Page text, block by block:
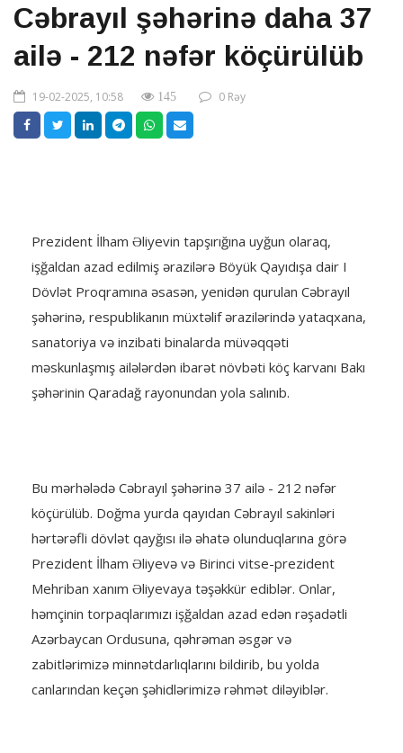
Cəbrayıl şəhərinə daha 37
ailə - 212 nəfər köçürülüb
19-02-2025, 10:58 145 0 Rəy
Prezident İlham Əliyevin tapşırığına uyğun olaraq,
işğaldan azad edilmiş ərazilərə Böyük Qayıdışa dair I
Dövlət Proqramına əsasən, yenidən qurulan Cəbrayıl
şəhərinə, respublikanın müxtəlif ərazilərində yataqxana,
sanatoriya və inzibati binalarda müvəqqəti
məskunlaşmış ailələrdən ibarət növbəti köç karvanı Bakı
şəhərinin Qaradağ rayonundan yola salınıb.
Bu mərhələdə Cəbrayıl şəhərinə 37 ailə - 212 nəfər
köçürülüb. Doğma yurda qayıdan Cəbrayıl sakinləri
hərtərəfli dövlət qayğısı ilə əhatə olunduqlarına görə
Prezident İlham Əliyevə və Birinci vitse-prezident
Mehriban xanım Əliyevaya təşəkkür ediblər. Onlar,
həmçinin torpaqlarımızı işğaldan azad edən rəşadətli
Azərbaycan Ordusuna, qəhrəman əsgər və
zabitlərimizə minnətdarlıqlarını bildirib, bu yolda
canlarından keçən şəhidlərimizə rəhmət diləyiblər.